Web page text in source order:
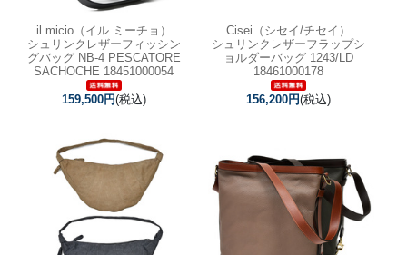
il micio（イル ミーチョ）
シュリンクレザーフィッシン
グバッグ NB-4 PESCATORE
SACHOCHE 18451000054
159,500円(税込)
Cisei（シセイ/チセイ）
シュリンクレザーフラップシ
ョルダーバッグ 1243/LD
18461000178
156,200円(税込)